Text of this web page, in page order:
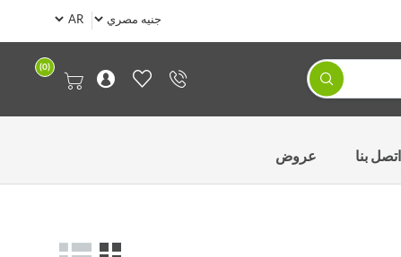
(0)
اتصل بنا عروض